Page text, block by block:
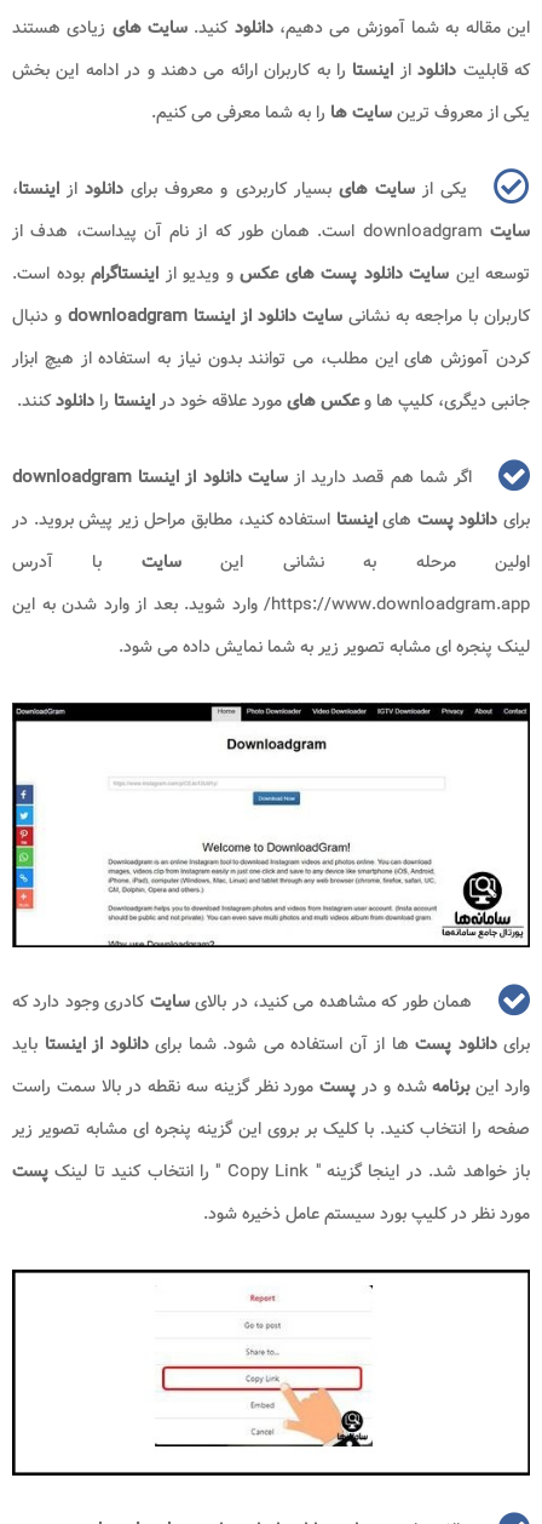
این مقاله به شما آموزش می دهیم،دانلودکنید. سایت های زیادی هستند
که قابلیت دانلوداز اینستا را به کاربران ارائه می دهند و در ادامه این بخش
یکی از معروف ترینسایت ها را به شما معرفی می کنیم.
یکی از سایت های بسیار کاربردی و معروف برای دانلود از اینستا،
سایتdownloadgram است. همان طور که از نام آن پیداست، هدف از
توسعه این سایت دانلود پست های عکسو ویدیو از اینستاگرامبوده است.
کاربران با مراجعه به نشانی سایت دانلود از اینستا downloadgram و دنبال
کردن آموزش های این مطلب، می توانند بدون نیاز به استفاده از هیچ ابزار
جانبی دیگری، کلیپ ها وعکس هایمورد علاقه خود دراینستا را دانلودکنند.
اگر شما هم قصد دارید ازسایت دانلود از اینستا downloadgram​
برای دانلود پست هایاینستا استفاده کنید، مطابق مراحل زیر پیش بروید. در
اولین مرحله به نشانی اینسایت با آدرس
https://www.downloadgram.app/ وارد شوید. بعد از وارد شدن به این
لینک پنجره ای مشابه تصویر زیر به شما نمایش داده می شود.
همان طور که مشاهده می کنید، در بالایسایتکادری وجود دارد که
برایدانلود پست ها از آن استفاده می شود. شما برایدانلود از اینستا باید
وارد اینبرنامهشده و در پست مورد نظر گزینه سه نقطه در بالا سمت راست
صفحه را انتخاب کنید. با کلیک بر بروی این گزینه پنجره ای مشابه تصویر زیر
باز خواهد شد. در اینجا گزینه " Copy Link " را انتخاب کنید تا لینک پست
مورد نظر در کلیپ بورد سیستم عامل ذخیره شود.